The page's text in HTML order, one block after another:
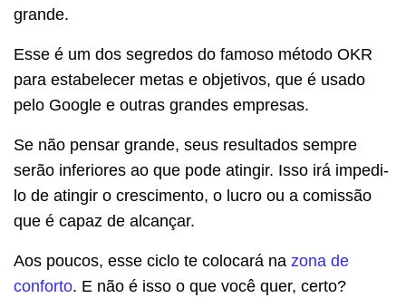
grande.
Esse é um dos segredos do famoso método OKR
para estabelecer metas e objetivos, que é usado
pelo Google e outras grandes empresas.
Se não pensar grande, seus resultados sempre
serão inferiores ao que pode atingir. Isso irá impedi-
lo de atingir o crescimento, o lucro ou a comissão
que é capaz de alcançar.
Aos poucos, esse ciclo te colocará na zona de
conforto. E não é isso o que você quer, certo?